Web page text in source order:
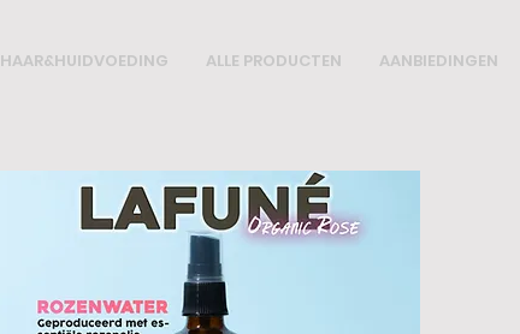
HAAR&HUIDVOEDING ALLE PRODUCTEN AANBIEDINGEN